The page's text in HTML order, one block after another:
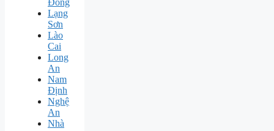
Đồng
Lạng
Sơn
Lào
Cai
Long
An
Nam
Định
Nghệ
An
Nhà